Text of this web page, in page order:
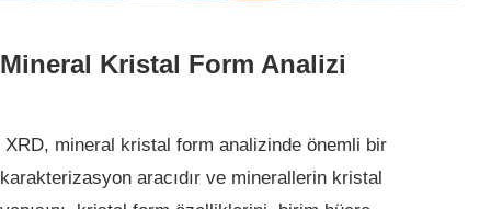
Mineral Kristal Form Analizi
XRD, mineral kristal form analizinde önemli bir
karakterizasyon aracıdır ve minerallerin kristal